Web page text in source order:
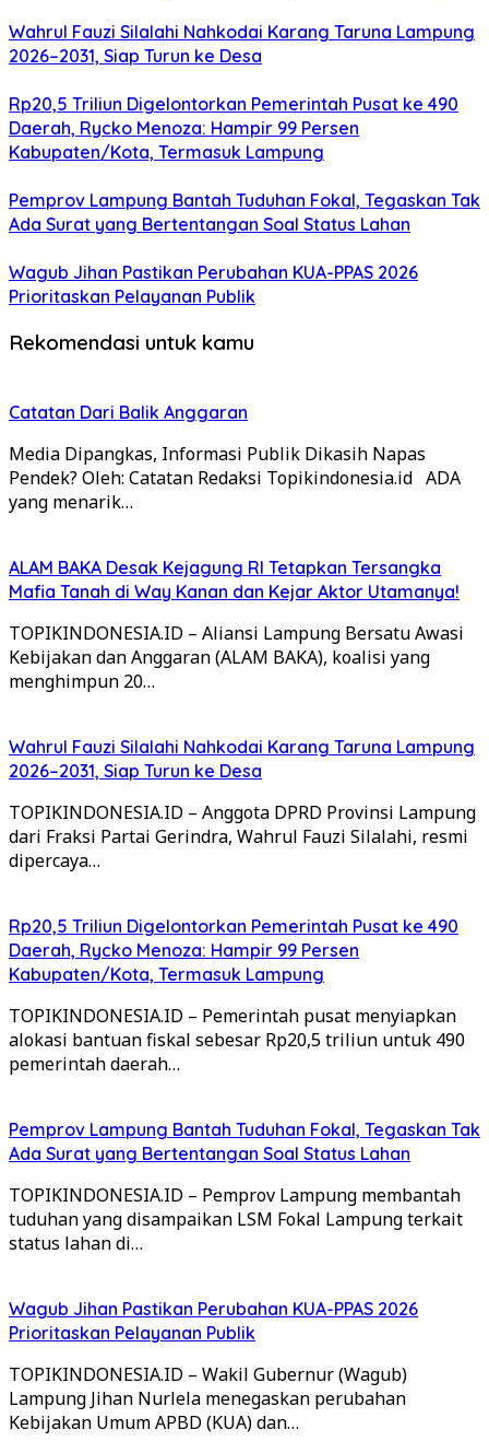
Wahrul Fauzi Silalahi Nahkodai Karang Taruna Lampung
2026–2031, Siap Turun ke Desa
Rp20,5 Triliun Digelontorkan Pemerintah Pusat ke 490
Daerah, Rycko Menoza: Hampir 99 Persen
Kabupaten/Kota, Termasuk Lampung
Pemprov Lampung Bantah Tuduhan Fokal, Tegaskan Tak
Ada Surat yang Bertentangan Soal Status Lahan
Wagub Jihan Pastikan Perubahan KUA-PPAS 2026
Prioritaskan Pelayanan Publik
Rekomendasi untuk kamu
Catatan Dari Balik Anggaran
Media Dipangkas, Informasi Publik Dikasih Napas
Pendek? Oleh: Catatan Redaksi Topikindonesia.id ADA
yang menarik…
ALAM BAKA Desak Kejagung RI Tetapkan Tersangka
Mafia Tanah di Way Kanan dan Kejar Aktor Utamanya!
TOPIKINDONESIA.ID – Aliansi Lampung Bersatu Awasi
Kebijakan dan Anggaran (ALAM BAKA), koalisi yang
menghimpun 20…
Wahrul Fauzi Silalahi Nahkodai Karang Taruna Lampung
2026–2031, Siap Turun ke Desa
TOPIKINDONESIA.ID – Anggota DPRD Provinsi Lampung
dari Fraksi Partai Gerindra, Wahrul Fauzi Silalahi, resmi
dipercaya…
Rp20,5 Triliun Digelontorkan Pemerintah Pusat ke 490
Daerah, Rycko Menoza: Hampir 99 Persen
Kabupaten/Kota, Termasuk Lampung
TOPIKINDONESIA.ID – Pemerintah pusat menyiapkan
alokasi bantuan fiskal sebesar Rp20,5 triliun untuk 490
pemerintah daerah…
Pemprov Lampung Bantah Tuduhan Fokal, Tegaskan Tak
Ada Surat yang Bertentangan Soal Status Lahan
TOPIKINDONESIA.ID – Pemprov Lampung membantah
tuduhan yang disampaikan LSM Fokal Lampung terkait
status lahan di…
Wagub Jihan Pastikan Perubahan KUA-PPAS 2026
Prioritaskan Pelayanan Publik
TOPIKINDONESIA.ID – Wakil Gubernur (Wagub)
Lampung Jihan Nurlela menegaskan perubahan
Kebijakan Umum APBD (KUA) dan…